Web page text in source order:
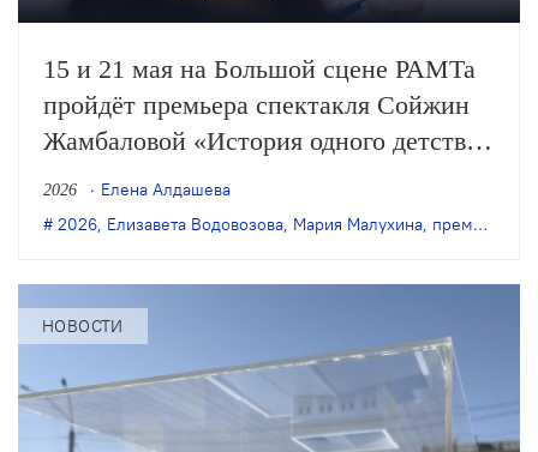
15 и 21 мая на Большой сцене РАМТа
пройдёт премьера спектакля Сойжин
Жамбаловой «История одного детства»
(12+) по одноимённой книге Елизаветы
Водовозовой в инсценировке Марии
2026
Елена Алдашева
2026, Елизавета Водовозова, Мария Малухина, премьера
НОВОСТИ